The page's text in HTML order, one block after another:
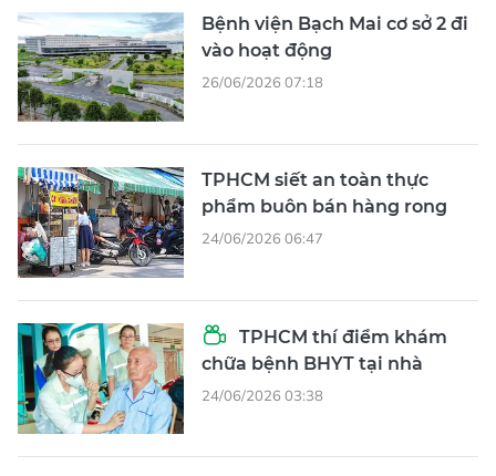
Bệnh viện Bạch Mai cơ sở 2 đi
vào hoạt động
26/06/2026 07:18
TPHCM siết an toàn thực
phẩm buôn bán hàng rong
24/06/2026 06:47
TPHCM thí điểm khám
chữa bệnh BHYT tại nhà
24/06/2026 03:38